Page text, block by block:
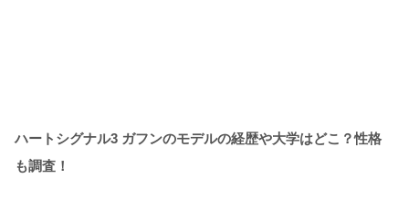
ハートシグナル3 ガフンのモデルの経歴や大学はどこ？性格
も調査！